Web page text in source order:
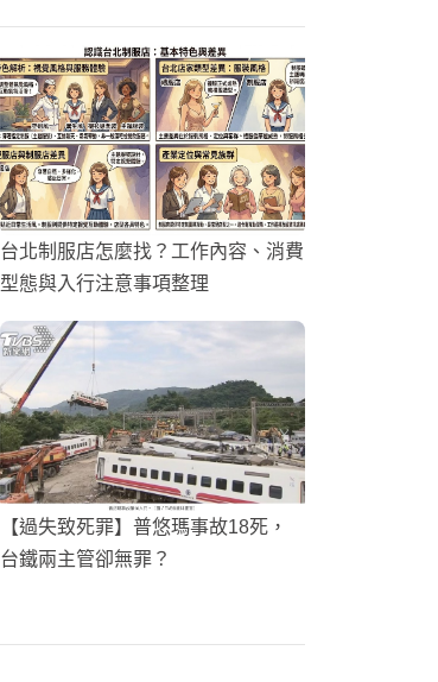
台北制服店怎麼找？工作內容、消費
型態與入行注意事項整理
【過失致死罪】普悠瑪事故18死，
台鐵兩主管卻無罪？